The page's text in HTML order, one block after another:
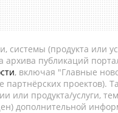
(продукта или
архива публикаций
, включая "Главные
партнёрских проектов).
или продукта/услуги,
дополнительной